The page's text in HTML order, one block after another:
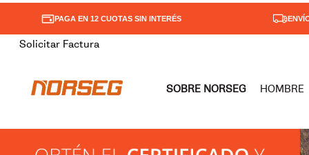
PAGA EN 12 CUOTAS SIN INTERÉS
Solicitar Factura
SOBRE NORSEG HOMBRE
1.